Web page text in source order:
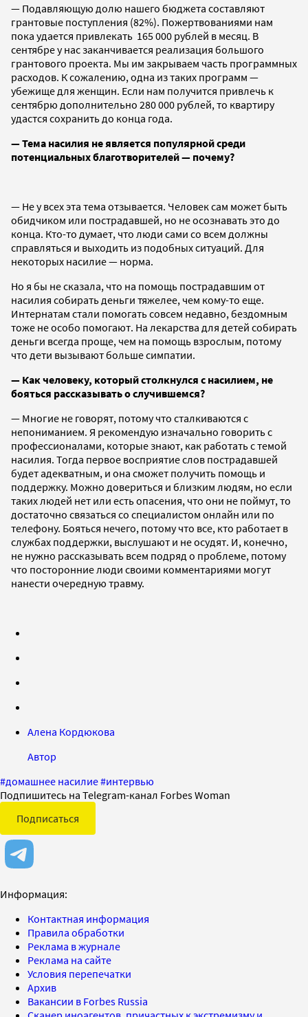
— Подавляющую долю нашего бюджета составляют
грантовые поступления (82%). Пожертвованиями нам
пока удается привлекать 165 000 рублей в месяц. В
сентябре у нас заканчивается реализация большого
грантового проекта. Мы им закрываем часть программных
расходов. К сожалению, одна из таких программ —
убежище для женщин. Если нам получится привлечь к
сентябрю дополнительно 280 000 рублей, то квартиру
удастся сохранить до конца года.
— Тема насилия не является популярной среди
потенциальных благотворителей — почему?
— Не у всех эта тема отзывается. Человек сам может быть
обидчиком или пострадавшей, но не осознавать это до
конца. Кто-то думает, что люди сами со всем должны
справляться и выходить из подобных ситуаций. Для
некоторых насилие — норма.
Но я бы не сказала, что на помощь пострадавшим от
насилия собирать деньги тяжелее, чем кому-то еще.
Интернатам стали помогать совсем недавно, бездомным
тоже не особо помогают. На лекарства для детей собирать
деньги всегда проще, чем на помощь взрослым, потому
что дети вызывают больше симпатии.
— Как человеку, который столкнулся с насилием, не
бояться рассказывать о случившемся?
— Многие не говорят, потому что сталкиваются с
непониманием. Я рекомендую изначально говорить с
профессионалами, которые знают, как работать с темой
насилия. Тогда первое восприятие слов пострадавшей
будет адекватным, и она сможет получить помощь и
поддержку. Можно довериться и близким людям, но если
таких людей нет или есть опасения, что они не поймут, то
достаточно связаться со специалистом онлайн или по
телефону. Бояться нечего, потому что все, кто работает в
службах поддержки, выслушают и не осудят. И, конечно,
не нужно рассказывать всем подряд о проблеме, потому
что посторонние люди своими комментариями могут
нанести очередную травму.
Алена Кордюкова
Автор
#домашнее насилие#интервью
Подпишитесь на Telegram-канал Forbes Woman
Подписаться
Информация:
Контактная информация
Правила обработки
Реклама в журнале
Реклама на сайте
Условия перепечатки
Архив
Вакансии в Forbes Russia